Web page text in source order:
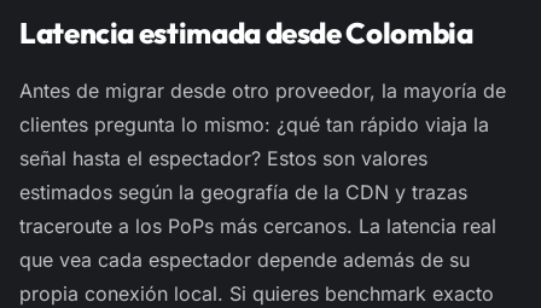
Latencia estimada desde Colombia
Antes de migrar desde otro proveedor, la mayoría de
clientes pregunta lo mismo: ¿qué tan rápido viaja la
señal hasta el espectador? Estos son valores
estimados según la geografía de la CDN y trazas
traceroute a los PoPs más cercanos. La latencia real
que vea cada espectador depende además de su
propia conexión local. Si quieres benchmark exacto